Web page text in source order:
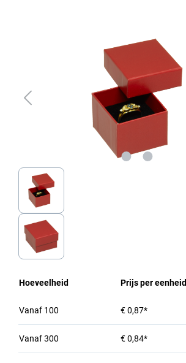
Hoeveelheid Prijs per eenheid
Vanaf 100 € 0,87*
Vanaf300 € 0,84*